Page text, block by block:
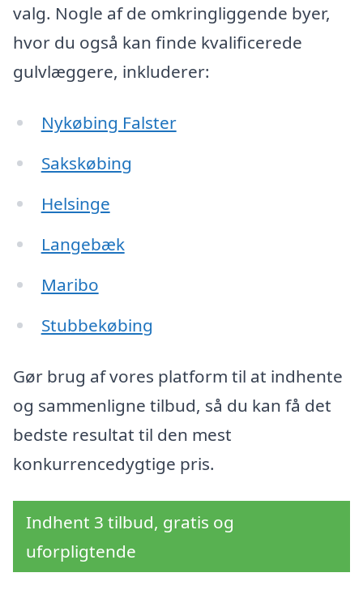
valg. Nogle af de omkringliggende byer,
hvor du også kan finde kvalificerede
gulvlæggere, inkluderer:
Nykøbing Falster
Sakskøbing
Helsinge
Langebæk
Maribo
Stubbekøbing
Gør brug af vores platform til at indhente
og sammenligne tilbud, så du kan få det
bedste resultat til den mest
konkurrencedygtige pris.
Indhent 3 tilbud, gratis og
uforpligtende